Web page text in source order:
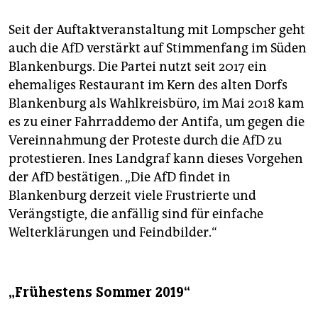
Seit der Auftaktveranstaltung mit Lompscher geht
auch die AfD verstärkt auf Stimmenfang im Süden
Blankenburgs. Die Partei nutzt seit 2017 ein
ehemaliges Restaurant im Kern des alten Dorfs
Blankenburg als Wahlkreisbüro, im Mai 2018 kam
es zu einer Fahrraddemo der Antifa, um gegen die
Vereinnahmung der Proteste durch die AfD zu
protestieren. Ines Landgraf kann dieses Vorgehen
der AfD bestätigen. „Die AfD findet in
Blankenburg derzeit viele Frustrierte und
Verängstigte, die anfällig sind für einfache
Welterklärungen und Feindbilder.“
„Frühestens Sommer 2019“